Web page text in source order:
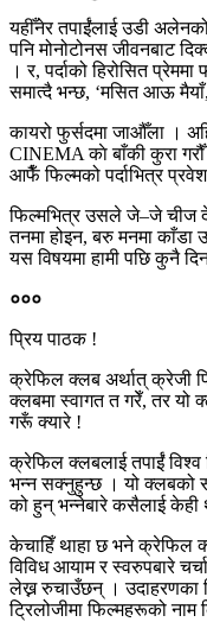
यहीँनेर तपाईंंलाई उडी अलेनको
पनि मोनोटोनस जीवनबाट
। र, पर्दाको हिरोसित
समात्दै भन्छ, ‘मसित आऊ
कायरो फुर्सदमा जाऔँला ।
CINEMA काे बाँकी कुरा
आफैँ फिल्मको पर्दाभित्र
फिल्मभित्र उसले जे–जे चीज
तनमा होइन, बरु मनमा काँडा
यस विषयमा हामी पछि कुनै
०००
प्रिय पाठक !
क्रेफिल क्लब अर्थात् क्रेजी
क्लबमा स्वागत त गरेँ, तर यो
गरूँ क्यारे !
क्रेफिल क्लबलाई तपाईंं विश्व
भन्न सक्नुहुन्छ । यो क्लबको
को हुन् भन्नेबारे कसैलाई केही
केचाहिँ थाहा छ भने क्रेफिल
विविध आयाम र स्वरुपबारे
लेख्न रुचाउँछन् । उदाहरणका
ट्रिलोजीमा फिल्महरूको